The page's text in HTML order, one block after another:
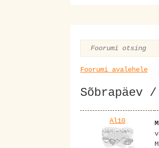
Foorumi avalehele
Sõbrapäev
Al10